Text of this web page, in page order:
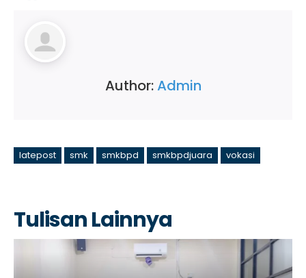
Author:Admin
latepost smk smkbpd smkbpdjuara vokasi
Tulisan Lainnya